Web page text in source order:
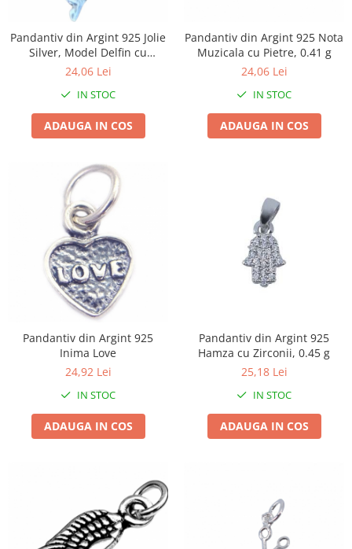
Sere si solarii
Suflante si aspiratoare exterior
Unelte altoit
Unelte manuale de gradina -
Stropitori
Folie si plase pt plante
Masini batut stalpi
Pentru Casa si Camping
Aragaze, plite, piese butelii de
Accesorii aragaze & butelii
Plite & aragaze
Iluminat & electrice
Prelungitoare & cabluri electrice
Becuri
Coliere plastic
Lumina de crestere pentru plante
Pandantiv din Argint 925 Jolie
Silver, Model Delfin cu
Zirconii, 17 x 5 mm, 0.5 g
24,06 Lei
IN STOC
ADAUGA IN COS
Pandantiv din Argint 925 Nota
Muzicala cu Pietre, 0.41 g
24,06 Lei
IN STOC
ADAUGA IN COS
Pandantiv din Argint 925
Inima Love
24,92 Lei
IN STOC
ADAUGA IN COS
Pandantiv din Argint 925
Hamza cu Zirconii, 0.45 g
25,18 Lei
IN STOC
ADAUGA IN COS